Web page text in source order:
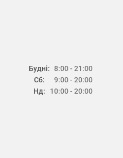
Будні:
Сб:
Нд:
8:00 - 21:00
9:00 - 20:00
10:00 - 20:00